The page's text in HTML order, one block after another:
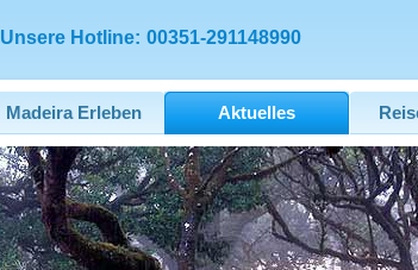
Unsere Hotline: 00351-291148990
Madeira Erleben Aktuelles